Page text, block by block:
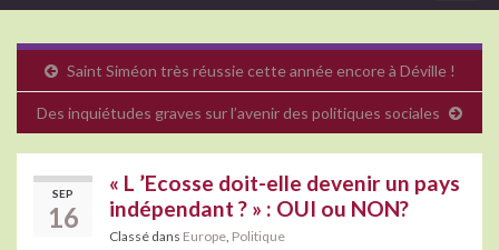
Saint Siméon très réussie cette année encore à Déville !
Des inquiétudes graves sur l’avenir des politiques sociales
SEP
16
« L ’Ecosse doit-elle devenir un pays
indépendant ? » : OUI ou NON?
Classé dans Europe Politique